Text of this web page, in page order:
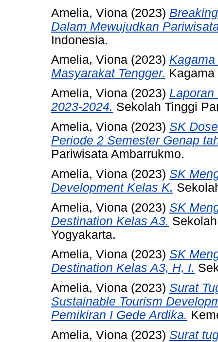
Amelia, Viona (2023)
Dalam Mewujudkan
Indonesia.
Amelia, Viona (2023)
Masyarakat Tengger.
Amelia, Viona (2023)
2023-2024. Sekolah Tinggi
Amelia, Viona (2023) SK
Periode 2 Semester Genap
Pariwisata Ambarrukmo.
Amelia, Viona (2023) SK
Development Kelas K.
Amelia, Viona (2023) SK
Destination Kelas A3.
Yogyakarta.
Amelia, Viona (2023) SK
Destination Kelas A3, H, I.
Amelia, Viona (2023) Surat
Sustainable Tourism
Pemikiran I Gede Ardika.
Amelia, Viona (2023) Surat